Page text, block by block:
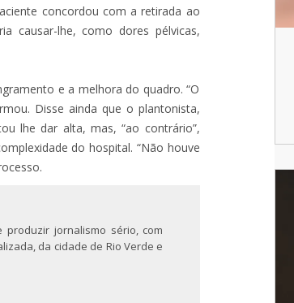
concordou com a retirada ao
causar-lhe, como dores pélvicas,
e a melhora do quadro. “O
Disse ainda que o plantonista,
lhe dar alta, mas, “ao contrário”,
do hospital. “Não houve
jornalismo sério, com
da cidade de Rio Verde e